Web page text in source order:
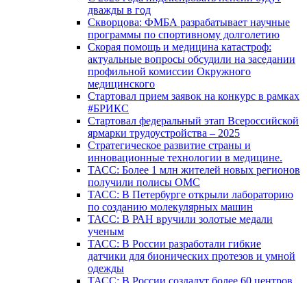
дважды в год
Скворцова: ФМБА разрабатывает научные
программы по спортивному долголетию
Скорая помощь и медицина катастроф:
актуальные вопросы обсудили на заседании
профильной комиссии Окружного
медицинского
Стартовал прием заявок на конкурс в рамках
#БРИКС
Стартовал федеральный этап Всероссийской
ярмарки трудоустройства – 2025
Стратегическое развитие страны и
инновационные технологии в медицине.
ТАСС: Более 1 млн жителей новых регионов
получили полисы ОМС
ТАСС: В Петербурге открыли лабораторию
по созданию молекулярных машин
ТАСС: В РАН вручили золотые медали
ученым
ТАСС: В России разработали гибкие
датчики для бионических протезов и умной
одежды
ТАСС: В России создадут более 60 центров